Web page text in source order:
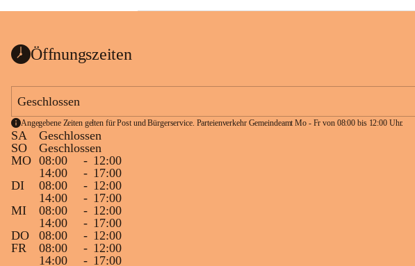
Öffnungszeiten
Geschlossen
Angegebene Zeiten gelten für Post und Bürgerservice. Parteienverkehr Gemeindeamt Mo - Fr von 08:00 bis 12:00 Uhr.
SA
Geschlossen
SO
Geschlossen
MO 08:00 - 12:00
14:00
- 17:00
DI
08:00 - 12:00
14:00
- 17:00
MI
08:00 - 12:00
14:00
- 17:00
DO
08:00 - 12:00
FR
08:00 - 12:00
14:00
- 17:00